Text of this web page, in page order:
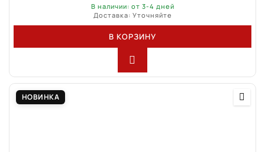
В наличии: от 3-4 дней
Доставка: Уточняйте
В КОРЗИНУ
НОВИНКА